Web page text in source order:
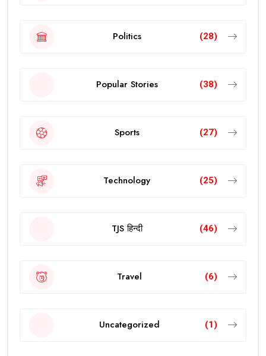
Politics (28)
Popular Stories (38)
Sports (27)
Technology (25)
TJS हिन्दी (46)
Travel (6)
Uncategorized (1)